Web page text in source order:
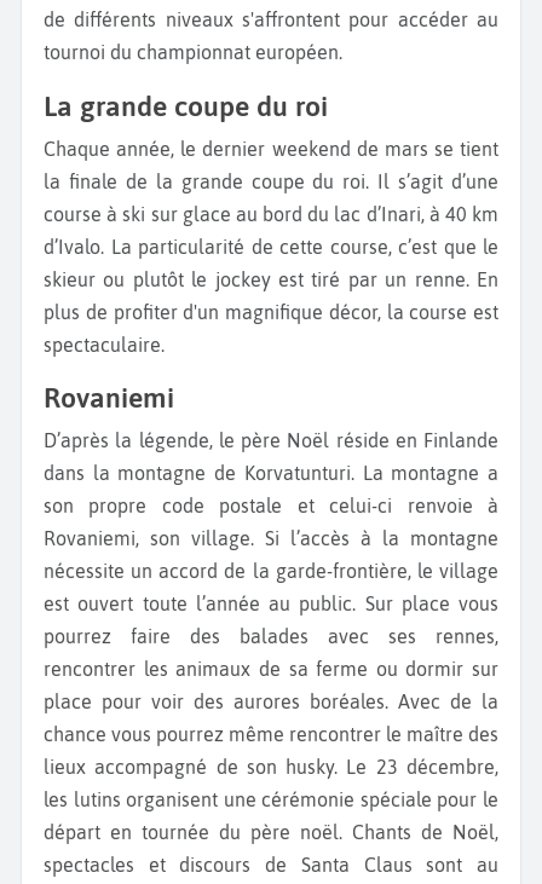
de différents niveaux s'affrontent pour accéder au
tournoi du championnat européen.
La grande coupe du roi
Chaque année, le dernier weekend de mars se tient
la finale de la grande coupe du roi. Il s’agit d’une
course à ski sur glace au bord du lac d’Inari, à 40 km
d’Ivalo. La particularité de cette course, c’est que le
skieur ou plutôt le jockey est tiré par un renne. En
plus de profiter d'un magnifique décor, la course est
spectaculaire.
Rovaniemi
D’après la légende, le père Noël réside en Finlande
dans la montagne de Korvatunturi. La montagne a
son propre code postale et celui-ci renvoie à
Rovaniemi, son village. Si l’accès à la montagne
nécessite un accord de la garde-frontière, le village
est ouvert toute l’année au public. Sur place vous
pourrez faire des balades avec ses rennes,
rencontrer les animaux de sa ferme ou dormir sur
place pour voir des aurores boréales. Avec de la
chance vous pourrez même rencontrer le maître des
lieux accompagné de son husky. Le 23 décembre,
les lutins organisent une cérémonie spéciale pour le
départ en tournée du père noël. Chants de Noël,
spectacles et discours de Santa Claus sont au